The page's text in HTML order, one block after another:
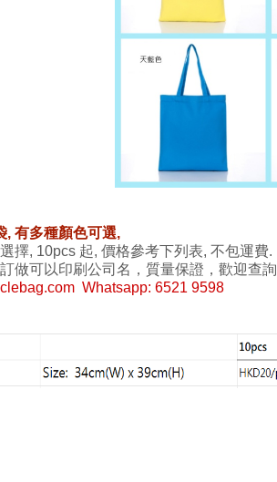
, 有多種顏色可選,
擇, 10pcs 起, 價格參考下列表, 不包運費.
做可以印刷公司名，質量保證，歡迎查
Whatsapp: 6521 9598